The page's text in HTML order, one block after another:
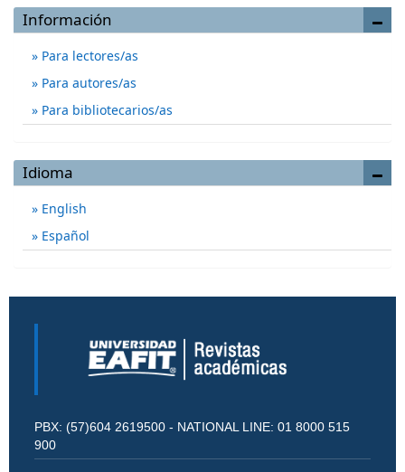
Información
Para lectores/as
Para autores/as
Para bibliotecarios/as
Idioma
English
Español
PBX: (57)604 2619500 - NATIONAL LINE: 01 8000 515
900